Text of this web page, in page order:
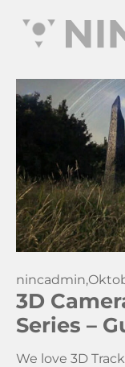
nincadmin,
3D
Series –
We love 3D